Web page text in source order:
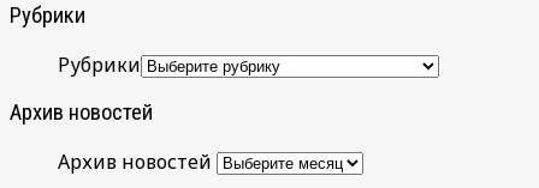
Рубрики
Рубрики
Архив новостей
Архив новостей